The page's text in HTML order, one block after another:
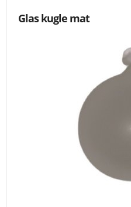
Glas kugle mat